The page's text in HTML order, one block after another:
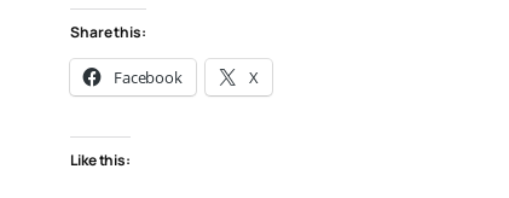
Share this:
Facebook X
Like this: